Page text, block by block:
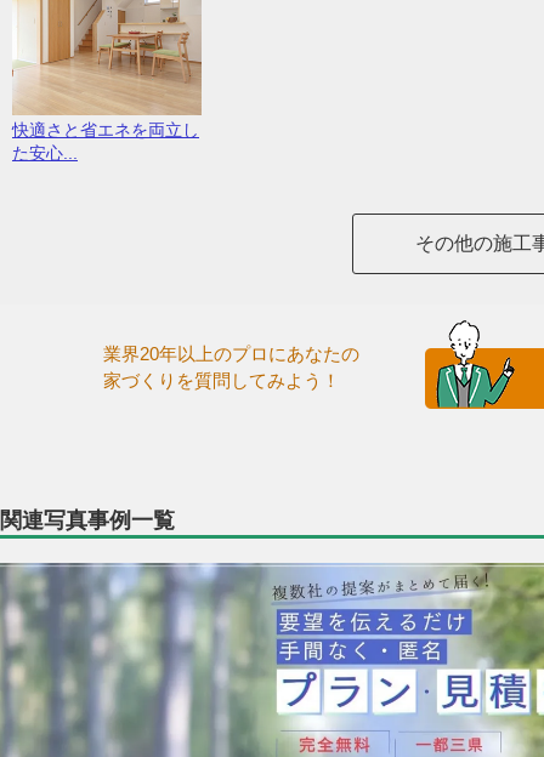
快適さと省エネを両立し
た安心...
その他の施工
業界20年以上のプロにあなたの
家づくりを質問してみよう！
関連写真事例一覧